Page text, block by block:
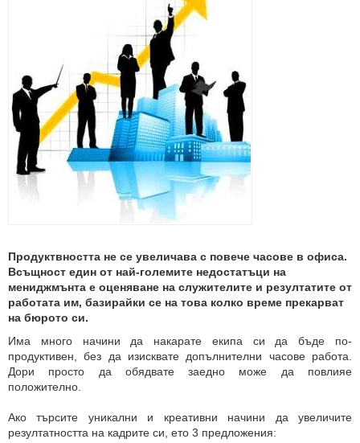
Продуктвността не се увеличава с повече часове в офиса.
Всъщност един от най-големите недостатъци на
мениджмънта е оценяване на служителите и резултатите от
работата им, базирайки се на това колко време прекарват
на бюрото си.
Има много начини да накарате екипа си да бъде по-
продуктивен, без да изисквате допълнителни часове работа.
Дори просто да обядвате заедно може да повлияе
положително.
Ако търсите уникални и креативни начини да увеличите
резултатността на кадрите си, ето 3 предложения: